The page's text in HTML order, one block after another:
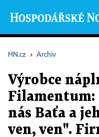
HN.cz › Archiv
Výrobce
Filamentum:
nás Baťa a
ven, ven".